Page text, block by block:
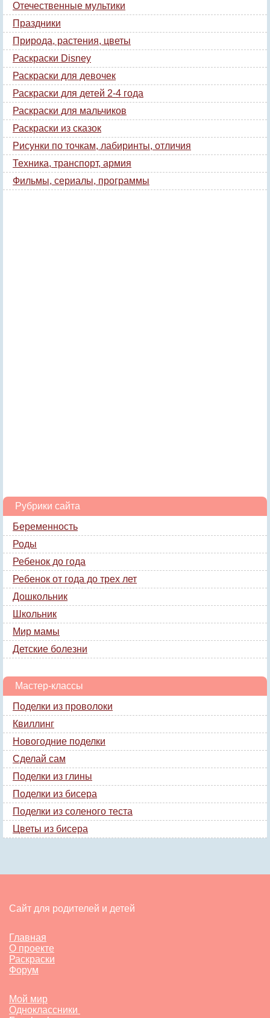
Отечественные мультики
Праздники
Природа, растения, цветы
Раскраски Disney
Раскраски для девочек
Раскраски для детей 2-4 года
Раскраски для мальчиков
Раскраски из сказок
Рисунки по точкам, лабиринты, отличия
Техника, транспорт, армия
Фильмы, сериалы, программы
Рубрики сайта
Беременность
Роды
Ребенок до года
Ребенок от года до трех лет
Дошкольник
Школьник
Мир мамы
Детские болезни
Мастер-классы
Поделки из проволоки
Квиллинг
Новогодние поделки
Сделай сам
Поделки из глины
Поделки из бисера
Поделки из соленого теста
Цветы из бисера
Сайт для родителей и детей
Главная
О проекте
Раскраски
Форум
Мой мир
Одноклассники